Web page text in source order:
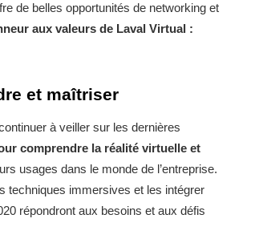
de belles opportunités de networking et
aux valeurs de Laval Virtual :
et maîtriser
à veiller sur les dernières
comprendre la réalité virtuelle et
usages dans le monde de l’entreprise.
techniques immersives et les intégrer
répondront aux besoins et aux défis